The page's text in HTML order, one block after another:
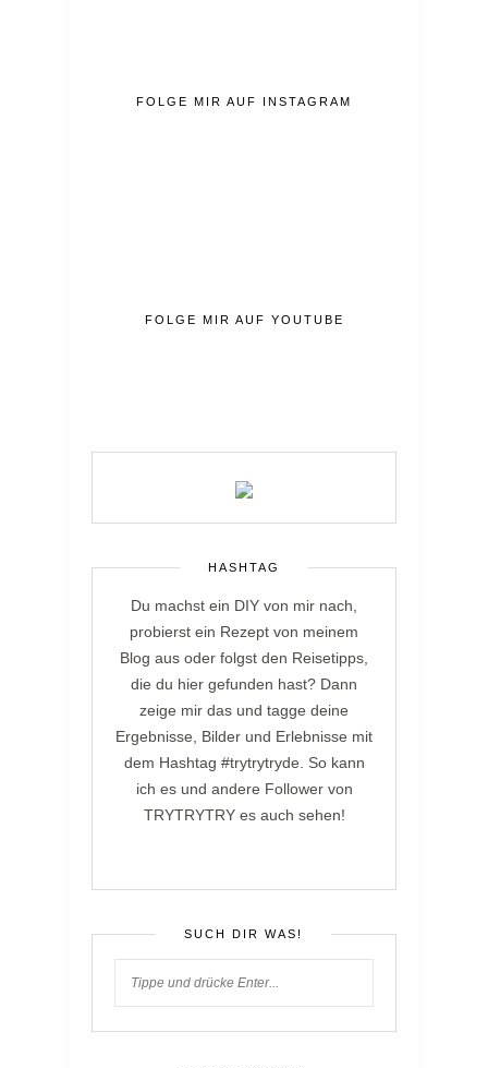
FOLGE MIR AUF INSTAGRAM
FOLGE MIR AUF YOUTUBE
HASHTAG
Du machst ein DIY von mir nach,
probierst ein Rezept von meinem
Blog aus oder folgst den Reisetipps,
die du hier gefunden hast? Dann
zeige mir das und tagge deine
Ergebnisse, Bilder und Erlebnisse mit
dem Hashtag #trytrytryde. So kann
ich es und andere Follower von
TRYTRYTRY es auch sehen!
SUCH DIR WAS!